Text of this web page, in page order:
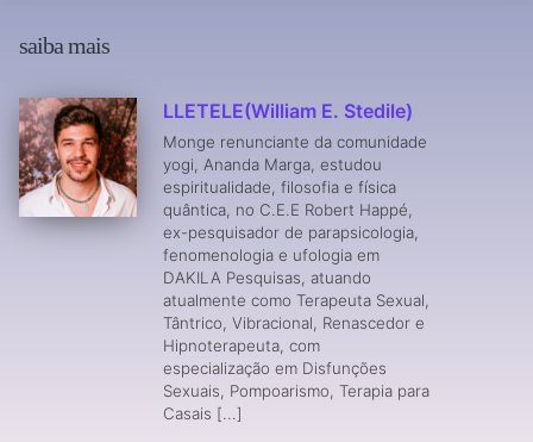
saiba mais
LLETELE(William E. Stedile)
Monge renunciante da comunidade
yogi, Ananda Marga, estudou
espiritualidade, filosofia e física
quântica, no C.E.E Robert Happé,
ex-pesquisador de parapsicologia,
fenomenologia e ufologia em
DAKILA Pesquisas, atuando
atualmente como Terapeuta Sexual,
Tântrico, Vibracional, Renascedor e
Hipnoterapeuta, com
especialização em Disfunções
Sexuais, Pompoarismo, Terapia para
Casais [...]